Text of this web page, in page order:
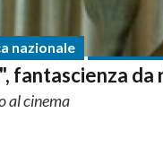
nazionale
fantascienza da
al cinema